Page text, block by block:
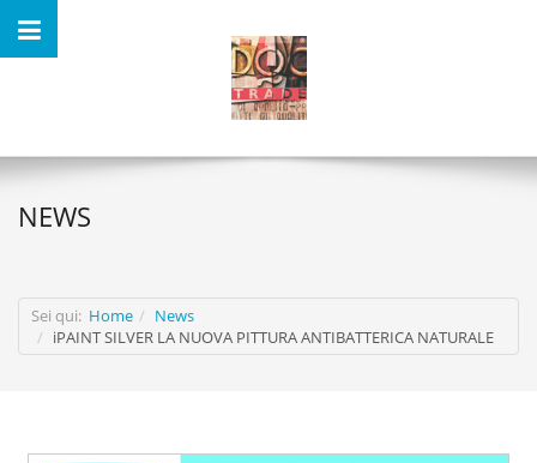
NEWS
Sei qui: Home
News
iPAINT SILVER LA NUOVA PITTURA ANTIBATTERICA NATURALE